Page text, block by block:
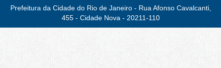
Prefeitura da Cidade do Rio de Janeiro - Rua Afonso Cavalcanti,
455 - Cidade Nova - 20211-110